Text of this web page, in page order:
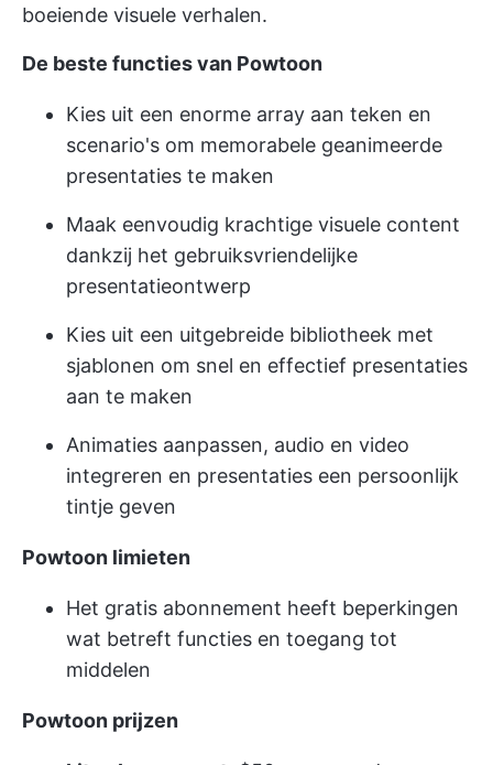
boeiende visuele verhalen.
De beste functies van Powtoon
Kies uit een enorme array aan teken en
scenario's om memorabele geanimeerde
presentaties te maken
Maak eenvoudig krachtige visuele content
dankzij het gebruiksvriendelijke
presentatieontwerp
Kies uit een uitgebreide bibliotheek met
sjablonen om snel en effectief presentaties
aan te maken
Animaties aanpassen, audio en video
integreren en presentaties een persoonlijk
tintje geven
Powtoon limieten
Het gratis abonnement heeft beperkingen
wat betreft functies en toegang tot
middelen
Powtoon prijzen